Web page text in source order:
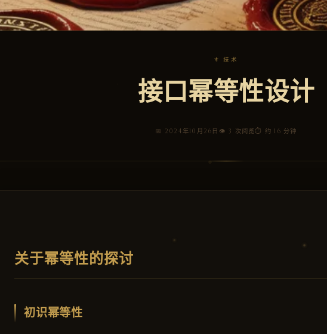
⚜ 技术
接口幂等性设计
📅 2024年10月26日 👁 3 次阅览⏱ 约 16 分钟
关于幂等性的探讨
初识幂等性